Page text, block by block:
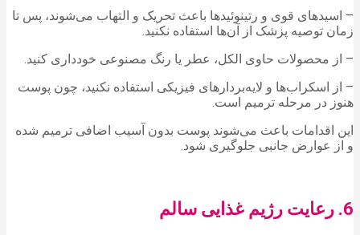
– اسیدهای قوی و رتینوئیدها باعث تحریک و التهاب می‌شوند، پس تا
زمان توصیه پزشک از آن‌ها استفاده نکنید.
– از محصولات حاوی الکل، عطر یا رنگ مصنوعی خودداری کنید.
– از اسکراب‌ها و لایه‌بردارهای فیزیکی استفاده نکنید، چون پوست
هنوز در مرحله ترمیم است.
این اقدامات باعث می‌شوند پوست بدون آسیب اضافی ترمیم شده
و از عوارض جانبی جلوگیری شود.
6. رعایت رژیم غذایی سالم